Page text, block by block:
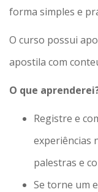
forma simples e
O curso possui
apostila com
O que
Registre e
experiências
palestras e
Se torne um